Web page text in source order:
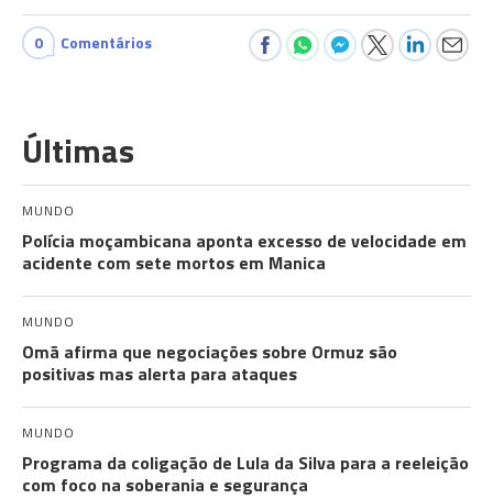
0 Comentários
Últimas
MUNDO
Polícia moçambicana aponta excesso de velocidade em
acidente com sete mortos em Manica
MUNDO
Omã afirma que negociações sobre Ormuz são
positivas mas alerta para ataques
MUNDO
Programa da coligação de Lula da Silva para a reeleição
com foco na soberania e segurança